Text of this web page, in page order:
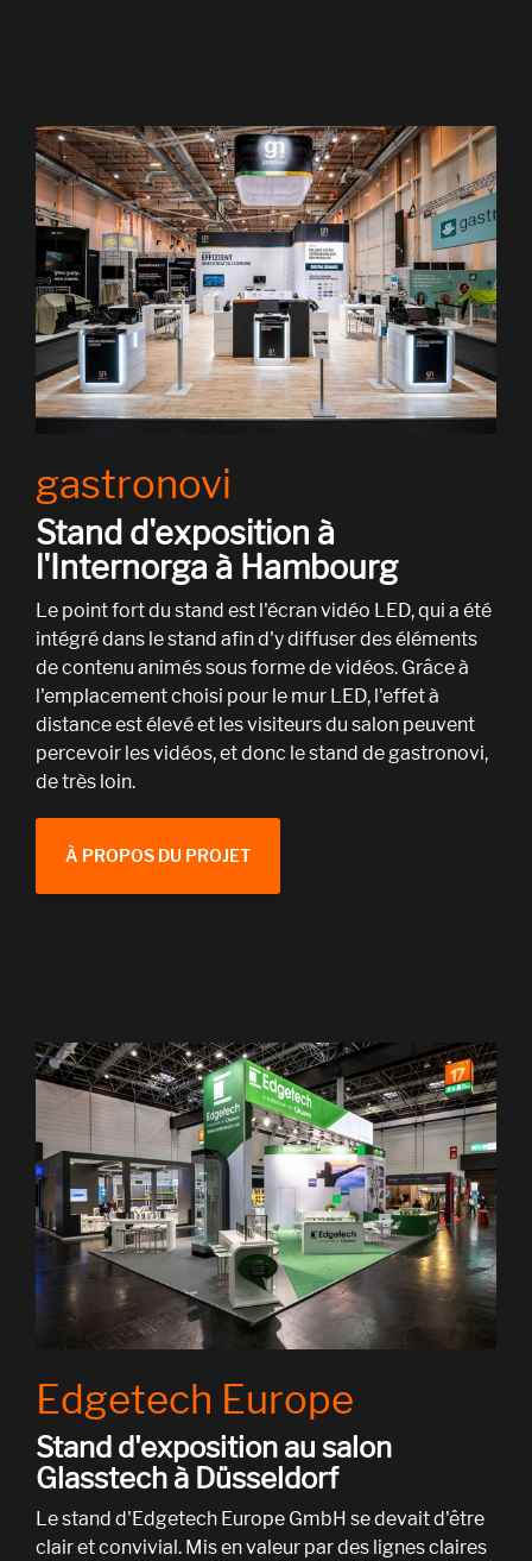
gastronovi
Stand d'exposition à
l'Internorga à Hambourg
Le point fort du stand est l'écran vidéo LED, qui a été
intégré dans le stand afin d'y diffuser des éléments
de contenu animés sous forme de vidéos. Grâce à
l'emplacement choisi pour le mur LED, l'effet à
distance est élevé et les visiteurs du salon peuvent
percevoir les vidéos, et donc le stand de gastronovi,
de très loin.
À PROPOS DU PROJET
Edgetech Europe
Stand d'exposition au salon
Glasstech à Düsseldorf
Le stand d'Edgetech Europe GmbH se devait d'être
clair et convivial. Mis en valeur par des lignes claires